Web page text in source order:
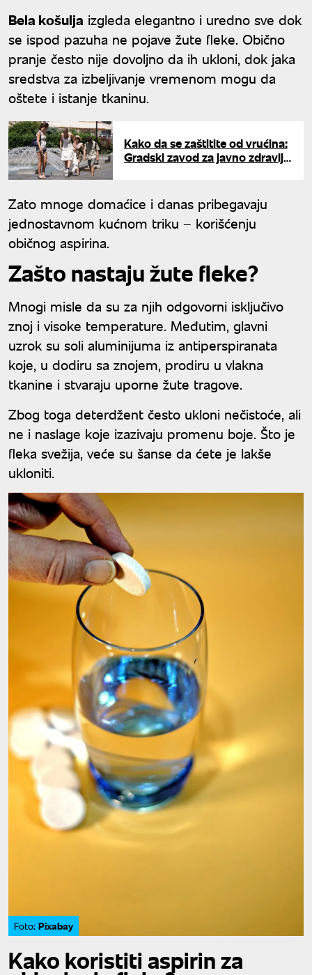
Bela košulja izgleda elegantno i uredno sve dok
se ispod pazuha ne pojave žute fleke. Obično
pranje često nije dovoljno da ih ukloni, dok jaka
sredstva za izbeljivanje vremenom mogu da
oštete i istanje tkaninu.
Kako da se zaštitite od vrućina:
Gradski zavod za javno zdravlje
Zato mnoge domaćice i danas pribegavaju
jednostavnom kućnom triku – korišćenju
običnog aspirina.
Zašto nastaju žute fleke?
Mnogi misle da su za njih odgovorni isključivo
znoj i visoke temperature. Međutim, glavni
uzrok su soli aluminijuma iz antiperspiranata
koje, u dodiru sa znojem, prodiru u vlakna
tkanine i stvaraju uporne žute tragove.
Zbog toga deterdžent često ukloni nečistoće, ali
ne i naslage koje izazivaju promenu boje. Što je
fleka svežija, veće su šanse da ćete je lakše
ukloniti.
Foto: Pixabay
Kako koristiti aspirin za